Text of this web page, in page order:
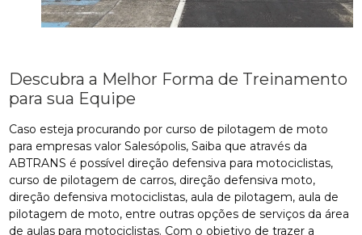
Descubra a Melhor Forma de Treinamento
para sua Equipe
Caso esteja procurando por curso de pilotagem de moto
para empresas valor Salesópolis, Saiba que através da
ABTRANS é possível direção defensiva para motociclistas,
curso de pilotagem de carros, direção defensiva moto,
direção defensiva motociclistas, aula de pilotagem, aula de
pilotagem de moto, entre outras opções de serviços da área
de aulas para motociclistas. Com o objetivo de trazer a